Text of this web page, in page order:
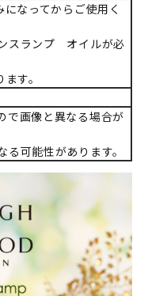
なってからご使用く
スランプ オイルが必
す。
で画像と異なる場合が
可能性があります。